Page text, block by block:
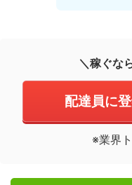
＼稼ぐな
配達員に
※業界